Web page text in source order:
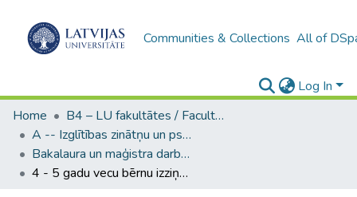
Communities & Collections All of
Log In
Home
B4 – LU fakultātes / Faculties of the UL
A -- Izglītības zinātņu un psiholoģijas fakultāte / Faculty of Education Sciences and Psychology
Bakalaura un maģistra darbi (PPMF) / Bachelor's and Master's theses
4 - 5 gadu vecu bērnu izziņas interešu par dabu veidošanās pētījumdarbībā